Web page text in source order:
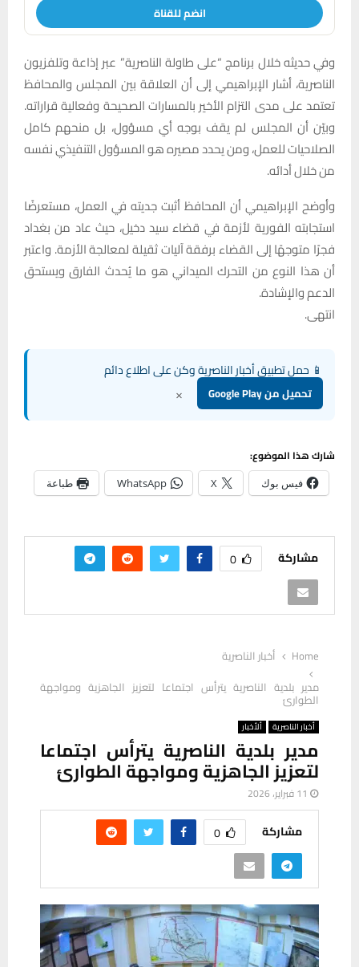
انضم للقناة
وفي حديثه خلال برنامج “على طاولة الناصرية” عبر إذاعة وتلفزيون
الناصرية، أشار الإبراهيمي إلى أن العلاقة بين المجلس والمحافظ
تعتمد على مدى التزام الأخير بالمسارات الصحيحة وفعالية قراراته.
وبيّن أن المجلس لم يقف بوجه أي مسؤول، بل منحهم كامل
الصلاحيات للعمل، ومن يحدد مصيره هو المسؤول التنفيذي نفسه
من خلال أدائه.
وأوضح الإبراهيمي أن المحافظ أثبت جديته في العمل، مستعرضًا
استجابته الفورية لأزمة في قضاء سيد دخيل، حيث عاد من بغداد
فجرًا متوجهًا إلى القضاء برفقة آليات ثقيلة لمعالجة الأزمة. واعتبر
أن هذا النوع من التحرك الميداني هو ما يُحدث الفارق ويستحق
الدعم والإشادة.
انتهى.
📱 حمل تطبيق أخبار الناصرية وكن على اطلاع دائم
تحميل من Google Play ×
شارك هذا الموضوع:
فيس بوك X
WhatsApp طباعة
مشاركة 0
Home
أخبار الناصرية
مدير بلدية الناصرية يترأس اجتماعا لتعزيز الجاهزية ومواجهة
الطوارئ
أخبار الناصرية ألأخبار
مدير بلدية الناصرية يترأس اجتماعا
لتعزيز الجاهزية ومواجهة الطوارئ
11 فبراير، 2026
مشاركة 0